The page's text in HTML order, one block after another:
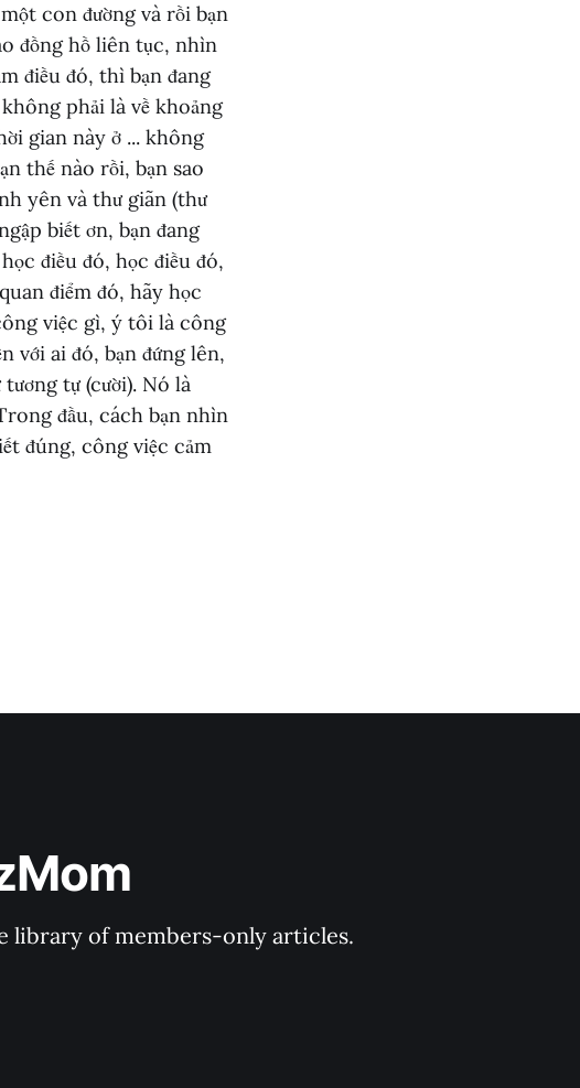
con đường và rồi bạn
đồng hồ liên tục, nhìn
điều đó, thì bạn đang
phải là về khoảng
gian này ở ... không
thế nào rồi, bạn sao
yên và thư giãn (thư
biết ơn, bạn đang
điều đó, học điều đó,
điểm đó, hãy học
việc gì, ý tôi là công
với ai đó, bạn đứng lên,
tự (cười). Nó là
đầu, cách bạn nhìn
đúng, công việc cảm
library of members-only articles.